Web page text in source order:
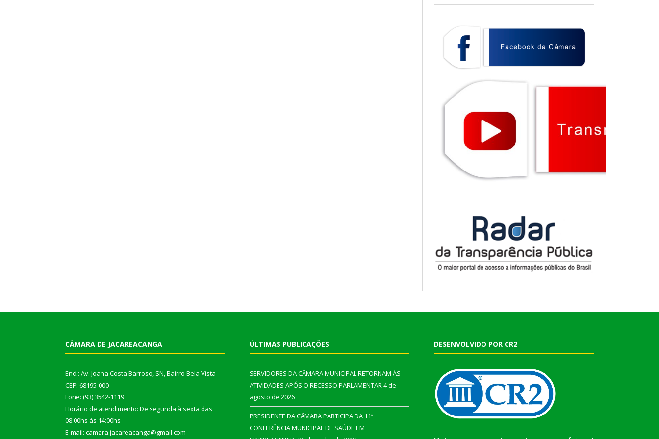
CÂMARA DE JACAREACANGA
End.: Av. Joana Costa Barroso, SN, Bairro Bela Vista
CEP: 68195-000
Fone: (93) 3542-1119
Horário de atendimento: De segunda à sexta das
08:00hs às 14:00hs
E-mail: camara.jacareacanga@gmail.com
ÚLTIMAS PUBLICAÇÕES
SERVIDORES DA CÂMARA MUNICIPAL RETORNAM ÀS
ATIVIDADES APÓS O RECESSO PARLAMENTAR4 de
agosto de 2026
PRESIDENTE DA CÂMARA PARTICIPA DA 11ª
CONFERÊNCIA MUNICIPAL DE SAÚDE EM
DESENVOLVIDO POR CR2